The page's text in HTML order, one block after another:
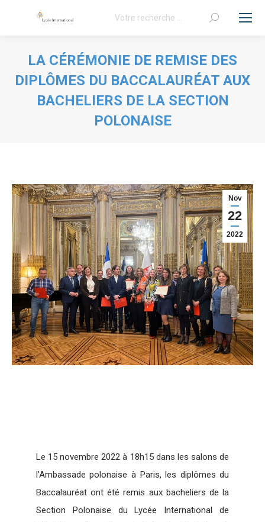
Recherche
LA CÉRÉMONIE DE REMISE DES
DIPLÔMES DU BACCALAURÉAT AUX
BACHELIERS DE LA SECTION
POLONAISE
Nov
22
2022
Le 15 novembre 2022 à 18h15 dans les salons de
l’Ambassade polonaise à Paris, les diplômes du
Baccalauréat ont été remis aux bacheliers de la
Section Polonaise du Lycée International de